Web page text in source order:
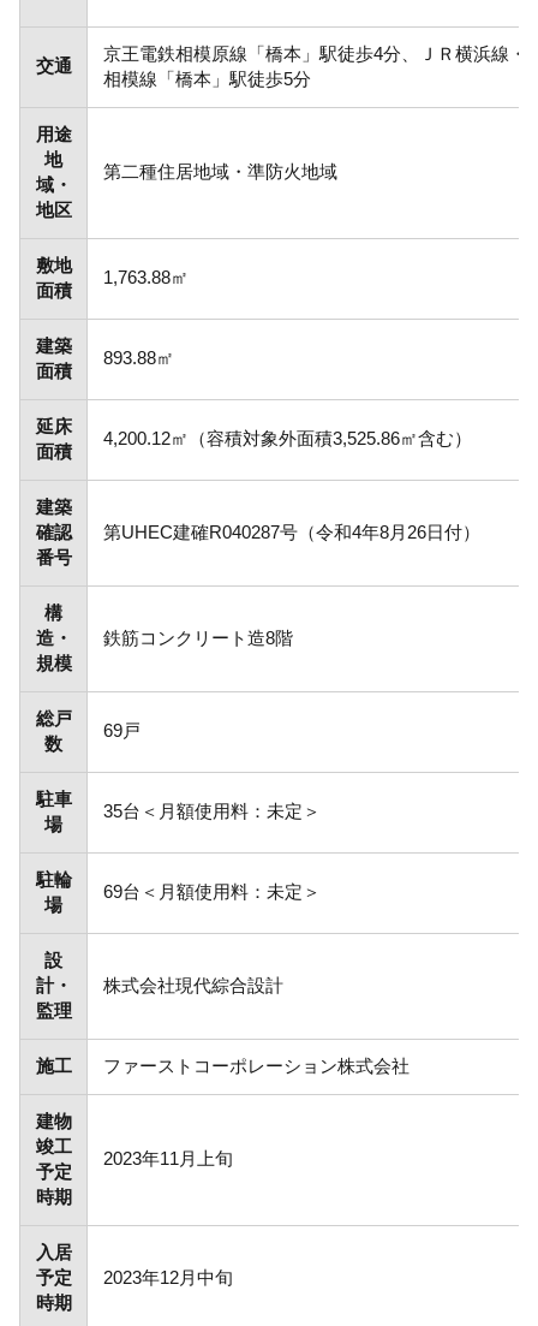
交通
京王電鉄相模原線「橋本」駅徒歩4分、ＪＲ横浜線・
相模線「橋本」駅徒歩5分
用途
地
域・
地区
第二種住居地域・準防火地域
敷地
面積
1,763.88㎡
建築
面積
893.88㎡
延床
面積
4,200.12㎡（容積対象外面積3,525.86㎡含む）
建築
確認
番号
第UHEC建確R040287号（令和4年8月26日付）
構
造・
規模
鉄筋コンクリート造8階
総戸
数
69戸
駐車
場
35台＜月額使用料：未定＞
駐輪
場
69台＜月額使用料：未定＞
設
計・
監理
株式会社現代綜合設計
施工 ファーストコーポレーション株式会社
建物
竣工
予定
時期
2023年11月上旬
入居
予定
時期
2023年12月中旬